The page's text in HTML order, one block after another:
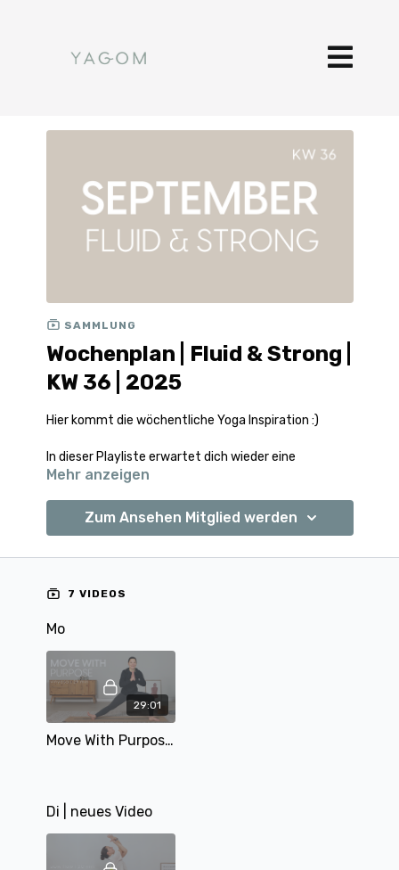
SAMMLUNG
Wochenplan | Fluid & Strong |
KW 36 | 2025
Hier kommt die wöchentliche Yoga Inspiration :)
In dieser Playliste erwartet dich wieder eine
Inspiration anüberwiegend bewegenden und
auch die ein oder andere ruhigere Einheit.
Mehr anzeigen
Zum Ansehen Mitglied werden
7 VIDEOS
Mo
29:01
Move With Purpose | Vinyasa | 29 min | mit Alina
Di | neues Video